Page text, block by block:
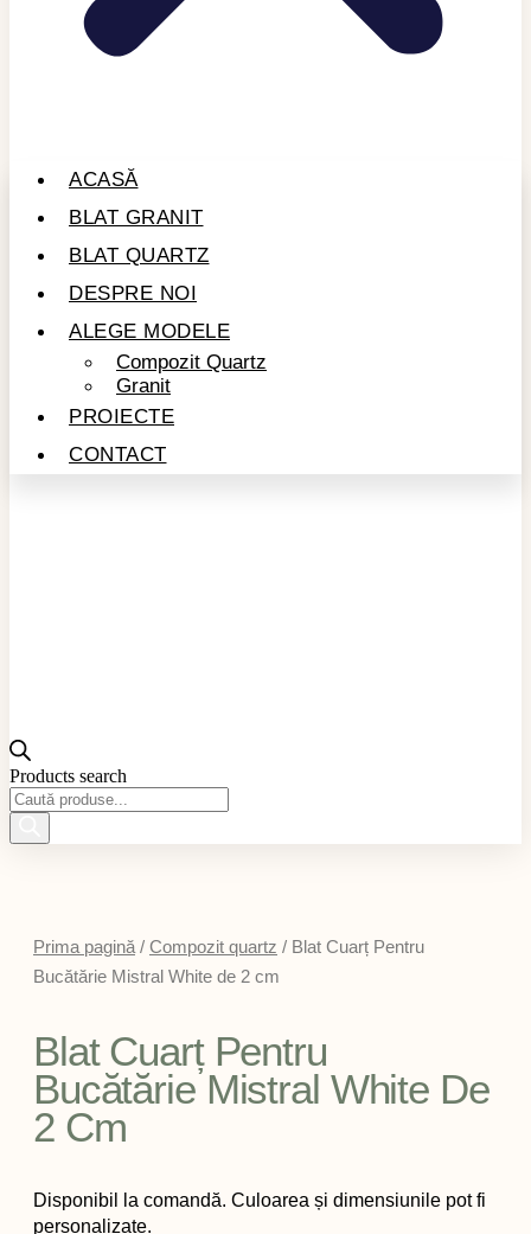
ACASĂ
BLAT GRANIT
BLAT QUARTZ
DESPRE NOI
ALEGE MODELE
Compozit Quartz
Granit
PROIECTE
CONTACT
Products search
Prima pagină / Compozit quartz / Blat Cuarț Pentru
Bucătărie Mistral White de 2 cm
Blat Cuarț Pentru
Bucătărie Mistral White De
2 Cm
Disponibil la comandă. Culoarea și dimensiunile pot fi
personalizate.